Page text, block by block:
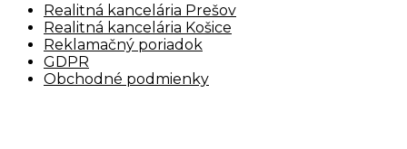
Realitná kancelária Prešov
Realitná kancelária Košice
Reklamačný poriadok
GDPR
Obchodné podmienky